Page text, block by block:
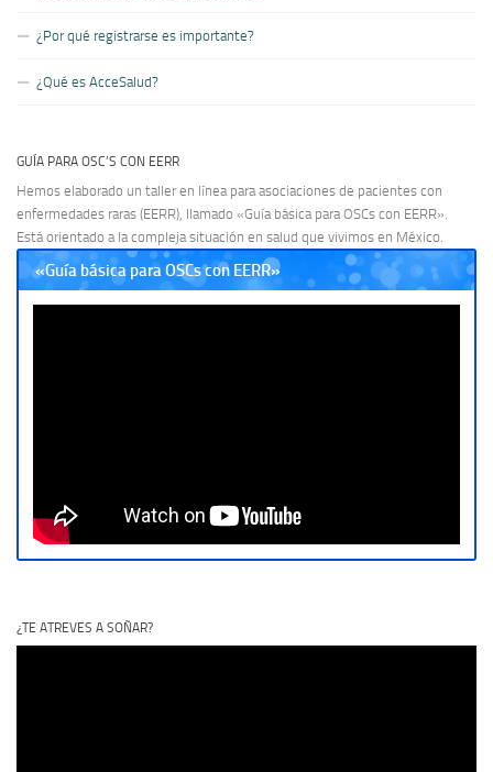
¿Por qué registrarse es importante?
¿Qué es AcceSalud?
GUÍA PARA OSC’S CON EERR
Hemos elaborado un taller en línea para asociaciones de pacientes con
enfermedades raras (EERR), llamado «Guía básica para OSCs con EERR».
Está orientado a la compleja situación en salud que vivimos en México.
«Guía básica para OSCs con EERR»
¿TE ATREVES A SOÑAR?